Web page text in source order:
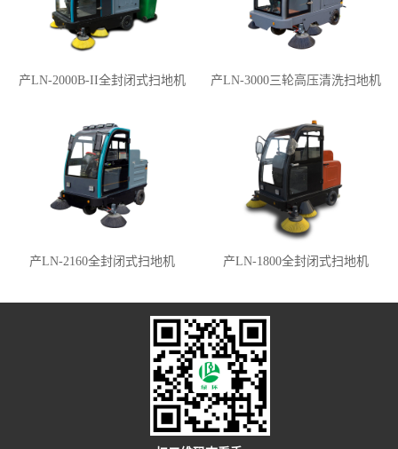
产LN-2000B-II全封闭式扫地机 产LN-3000三轮高压清洗扫地机
产LN-2160全封闭式扫地机 产LN-1800全封闭式扫地机